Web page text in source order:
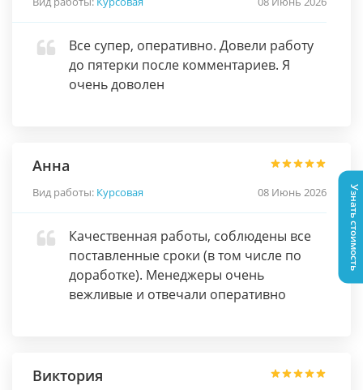
Все супер, оперативно. Довели работу
до пятерки после комментариев. Я
очень доволен
Анна
Вид работы: Курсовая 08 Июнь 2026
Качественная работы, соблюдены все
поставленные сроки (в том числе по
доработке). Менеджеры очень
вежливые и отвечали оперативно
Виктория
Узнать стоимость